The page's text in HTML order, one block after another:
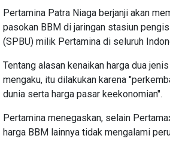
Pertamina Patra Niaga berjanji akan
pasokan BBM di jaringan stasiun
(SPBU) milik Pertamina di seluruh
Tentang alasan kenaikan harga dua
mengaku, itu dilakukan karena
dunia serta harga pasar keekonomian".
Pertamina menegaskan, selain
harga BBM lainnya tidak mengalami